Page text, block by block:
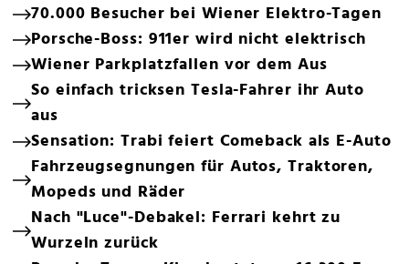
70.000 Besucher bei Wiener Elektro-Tagen
Porsche-Boss: 911er wird nicht elektrisch
Wiener Parkplatzfallen vor dem Aus
So einfach tricksen Tesla-Fahrer ihr Auto
aus
Sensation: Trabi feiert Comeback als E-Auto
Fahrzeugsegnungen für Autos, Traktoren,
Mopeds und Räder
Nach "Luce"-Debakel: Ferrari kehrt zu
Wurzeln zurück